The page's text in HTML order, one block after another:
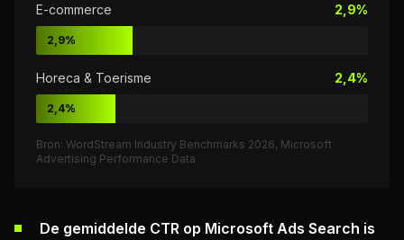
E-commerce 2,9%
2,9%
Horeca & Toerisme 2,4%
2,4%
Bron: WordStream Industry Benchmarks 2026, Microsoft
Advertising Performance Data
De gemiddelde CTR op Microsoft Ads Search is